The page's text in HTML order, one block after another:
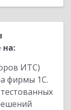
на:
ИТС)
фирмы 1С.